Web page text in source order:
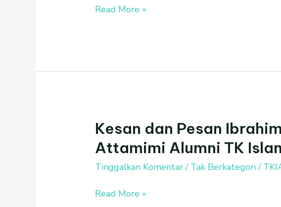
Read More »
Kesan dan Pesan
Attamimi Alumni TK
Tinggalkan Komentar / Tak Berkategori /
Kesan
Pesan
Ibrahim
Attamimi
Read More »